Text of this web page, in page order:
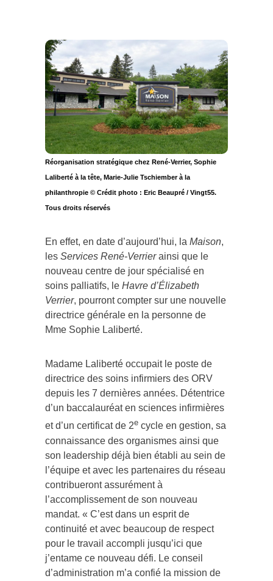
Réorganisation stratégique chez René-Verrier, Sophie
Laliberté à la tête, Marie-Julie Tschiember à la
philanthropie © Crédit photo : Eric Beaupré / Vingt55.
Tous droits réservés
En effet, en date d’aujourd’hui, la Maison,
les Services René-Verrierainsi que le
nouveau centre de jour spécialisé en
soins palliatifs, le Havre d’Élizabeth
Verrier, pourront compter sur une nouvelle
directrice générale en la personne de
Mme Sophie Laliberté.
Madame Laliberté occupait le poste de
directrice des soins infirmiers des ORV
depuis les 7 dernières années. Détentrice
d’un baccalauréat en sciences infirmières
et d’un certificat de 2e cycle en gestion, sa
connaissance des organismes ainsi que
son leadership déjà bien établi au sein de
l’équipe et avec les partenaires du réseau
contribueront assurément à
l’accomplissement de son nouveau
mandat. « C’est dans un esprit de
continuité et avec beaucoup de respect
pour le travail accompli jusqu’ici que
j’entame ce nouveau défi. Le conseil
d’administration m’a confié la mission de